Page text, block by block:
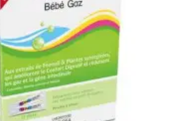
y físicas del
en tres formas principales: cristalina,
más común es la forma cristalina, que
en forma de minerales como el
La forma amorfa del dióxido de
como gel de sílice y se utiliza en
y de consumo. El dióxido de